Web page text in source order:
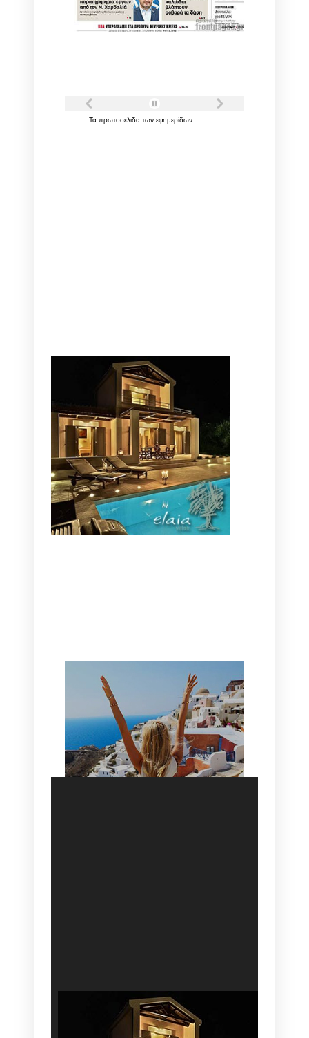
Τα πρωτοσέλιδα των εφημερίδων